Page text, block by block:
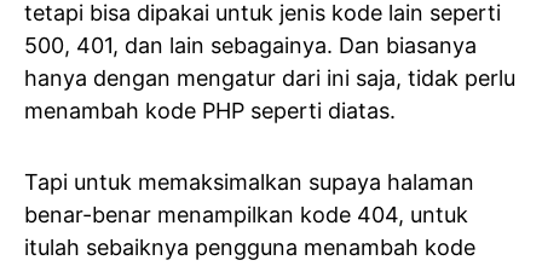
tetapi bisa dipakai untuk jenis kode lain seperti
500, 401, dan lain sebagainya. Dan biasanya
hanya dengan mengatur dari ini saja, tidak perlu
menambah kode PHP seperti diatas.
Tapi untuk memaksimalkan supaya halaman
benar-benar menampilkan kode 404, untuk
itulah sebaiknya pengguna menambah kode